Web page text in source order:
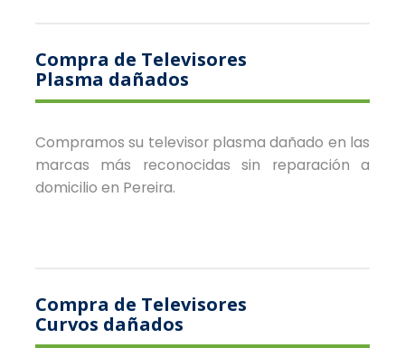
Compra de Televisores
Plasma dañados
Compramos su televisor plasma dañado en las
marcas más reconocidas sin reparación a
domicilio en Pereira.
Compra de Televisores
Curvos dañados